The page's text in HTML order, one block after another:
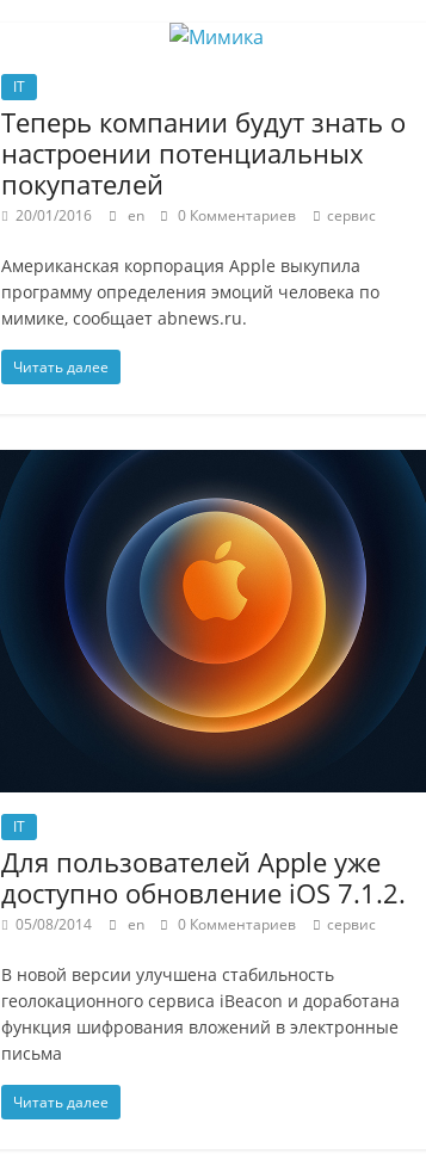
IT
Теперь компании будут знать о
настроении потенциальных
покупателей
20/01/2016 en 0 Комментариев сервис
Американская корпорация Apple выкупила
программу определения эмоций человека по
мимике, сообщает abnews.ru.
Читать далее
IT
Для пользователей Apple уже
доступно обновление iOS 7.1.2.
05/08/2014 en 0 Комментариев сервис
В новой версии улучшена стабильность
геолокационного сервиса iBeacon и доработана
функция шифрования вложений в электронные
письма
Читать далее